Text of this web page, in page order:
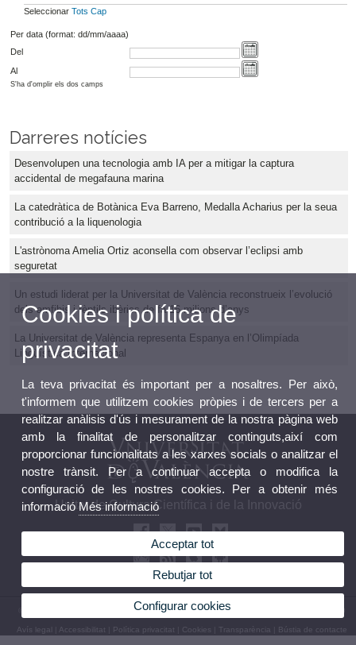
Seleccionar Tots Cap
Per data (format: dd/mm/aaaa)
Del
Al
S'ha d'omplir els dos camps
Darreres notícies
Desenvolupen una tecnologia amb IA per a mitigar la captura
accidental de megafauna marina
La catedràtica de Botànica Eva Barreno, Medalla Acharius per la seua
contribució a la liquenologia
L'astrònoma Amelia Ortiz aconsella com observar l’eclipsi amb
seguretat
Un estudi liderat per la Universitat de València reconstrueix l’evolució
dels amfibis i rèptils ibèrics de fa 16 milions d’anys
La Universitat de València representa Espanya en l’Olimpíada
Lingüística Internacional
Unitat de Cultura Científica i de la Innovació
© 2026 UV. - Avda Blasco Ibañez, 13. 46010 València. Espanya.Tel.: (+34) 96 339 50 00
Avís legal Accessibilitat Política privacitat Cookies Transparència Bústia de contacte
Cookies i política de
privacitat
La teva privacitat és important per a nosaltres. Per això,
t'informem que utilitzem cookies pròpies i de tercers per a
realitzar anàlisis d'ús i mesurament de la nostra pàgina web
amb la finalitat de personalitzar continguts,així com
proporcionar funcionalitats a les xarxes socials o analitzar el
nostre trànsit. Per a continuar accepta o modifica la
configuració de les nostres cookies. Per a obtenir més
informacióMés informació
Acceptar tot
Rebutjar tot
Configurar cookies